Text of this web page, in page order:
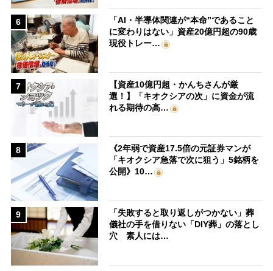
6
「AI・半導体関連が“本命”であること
に変わりはない」資産20億円超の90歳
現役トレー…
7
【資産10億円超・かんちさんが厳
選！】「キオクシアの次」に資金が流
れる期待の高…
8
《2年弱で資産17.5倍の元証券マンが
「キオクシア急落で次に狙う」5銘柄を
公開》10…
9
「失敗すると取り返しがつかない」葬
儀社の手を借りない「DIY葬」の落とし
穴 素人には…